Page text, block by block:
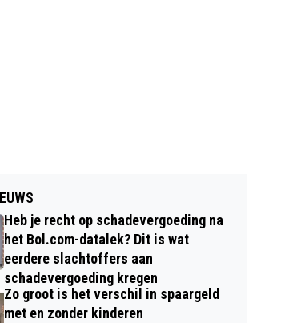
Heb je recht op schadevergoeding na
het Bol.com-datalek? Dit is wat
eerdere slachtoffers aan
schadevergoeding kregen
Zo groot is het verschil in spaargeld
met en zonder kinderen